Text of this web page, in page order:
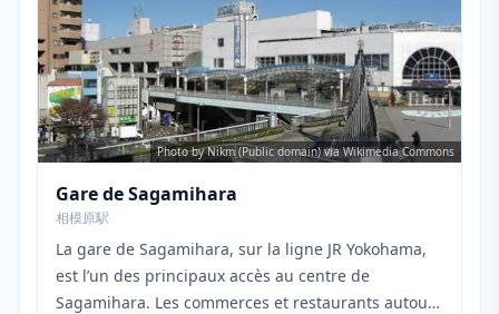
Photo by Nikm (Public domain) via Wikimedia Commons
Gare de Sagamihara
相模原駅
La gare de Sagamihara, sur la ligne JR Yokohama,
est l’un des principaux accès au centre de
Sagamihara. Les commerces et restaurants autour